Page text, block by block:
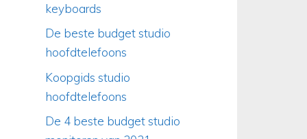
keyboards
De beste budget studio
hoofdtelefoons
Koopgids studio
hoofdtelefoons
De 4 beste budget studio